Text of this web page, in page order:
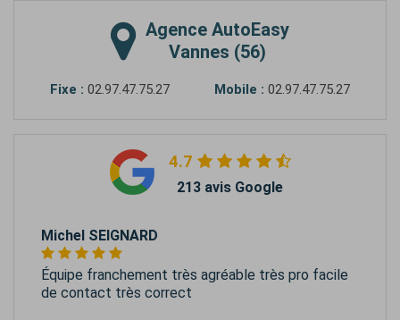
Agence AutoEasy
Vannes (56)
Fixe : 02.97.47.75.27 Mobile : 02.97.47.75.27
4.7
213 avis Google
Michel SEIGNARD
Équipe franchement très agréable très pro facile
de contact très correct